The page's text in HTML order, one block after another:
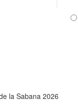
la Sabana 2026